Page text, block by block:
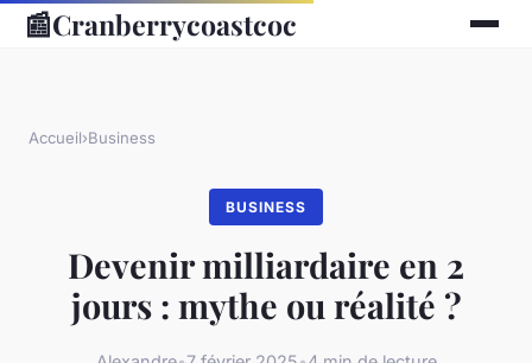
📰Cranberrycoastcoc
Accueil›Business
BUSINESS
Devenir milliardaire en 2
jours : mythe ou réalité ?